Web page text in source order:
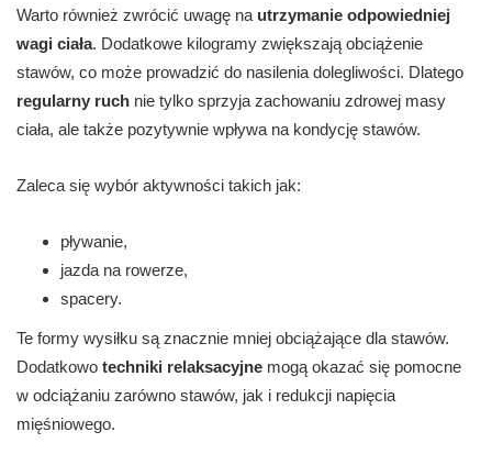
Warto również zwrócić uwagę na utrzymanie odpowiedniej
wagi ciała. Dodatkowe kilogramy zwiększają obciążenie
stawów, co może prowadzić do nasilenia dolegliwości. Dlatego
regularny ruch nie tylko sprzyja zachowaniu zdrowej masy
ciała, ale także pozytywnie wpływa na kondycję stawów.
Zaleca się wybór aktywności takich jak:
pływanie,
jazda na rowerze,
spacery.
Te formy wysiłku są znacznie mniej obciążające dla stawów.
Dodatkowo techniki relaksacyjne mogą okazać się pomocne
w odciążaniu zarówno stawów, jak i redukcji napięcia
mięśniowego.